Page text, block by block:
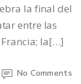
la final del
entre las
Francia; la[…]
No Comments